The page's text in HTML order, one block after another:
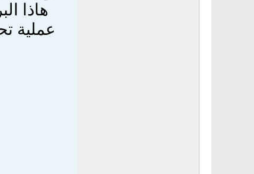
هاذا
عملية